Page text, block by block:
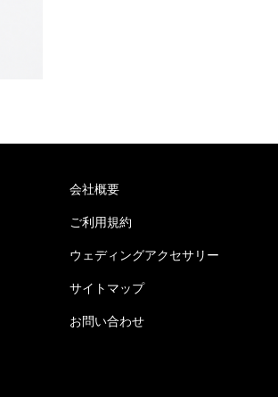
会社概要
ご利用規約
ウェディングアクセサリー
サイトマップ
お問い合わせ